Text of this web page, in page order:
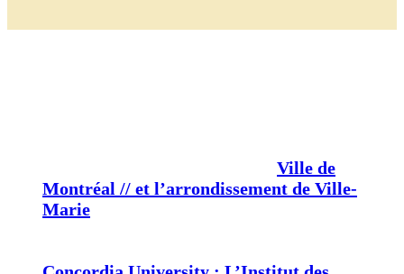
Ville de
Montréal // et l’arrondissement de Ville-
Marie